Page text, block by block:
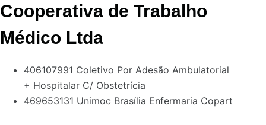
Cooperativa de Trabalho
Médico Ltda
406107991 Coletivo Por Adesão Ambulatorial
+ Hospitalar C/ Obstetrícia
469653131 Unimoc Brasília Enfermaria Copart